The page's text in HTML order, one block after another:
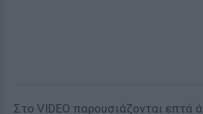
Στο VIDEO παρουσιάζονται επτά